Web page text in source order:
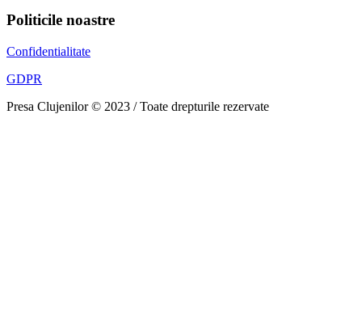
Politicile noastre
Confidentialitate
GDPR
Presa Clujenilor © 2023 / Toate drepturile rezervate